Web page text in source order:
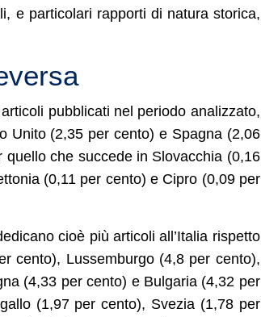
e particolari rapporti di natura storica,
pubblicati nel periodo analizzato,
Unito (2,35 per cento) e Spagna (2,06
quello che succede in Slovacchia (0,16
(0,11 per cento) e Cipro (0,09 per
cioè più articoli all’Italia rispetto
cento), Lussemburgo (4,8 per cento),
(4,33 per cento) e Bulgaria (4,32 per
(1,97 per cento), Svezia (1,78 per